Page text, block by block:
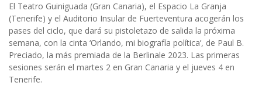
El Teatro Guiniguada (Gran Canaria), el Espacio La Granja
(Tenerife) y el Auditorio Insular de Fuerteventura acogerán los
pases del ciclo, que dará su pistoletazo de salida la próxima
semana, con la cinta ‘Orlando, mi biografía política’, de Paul B.
Preciado, la más premiada de la Berlinale 2023. Las primeras
sesiones serán el martes 2 en Gran Canaria y el jueves 4 en
Tenerife.